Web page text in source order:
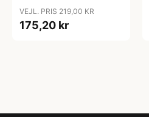
VEJL. PRIS 219,00 KR
175,20 kr